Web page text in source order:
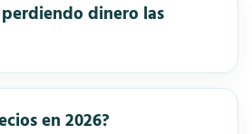
dinero las
en 2026?